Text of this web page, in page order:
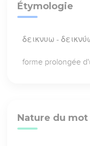
Étymologie
δεικνυω -
forme prolongée
Nature du mot